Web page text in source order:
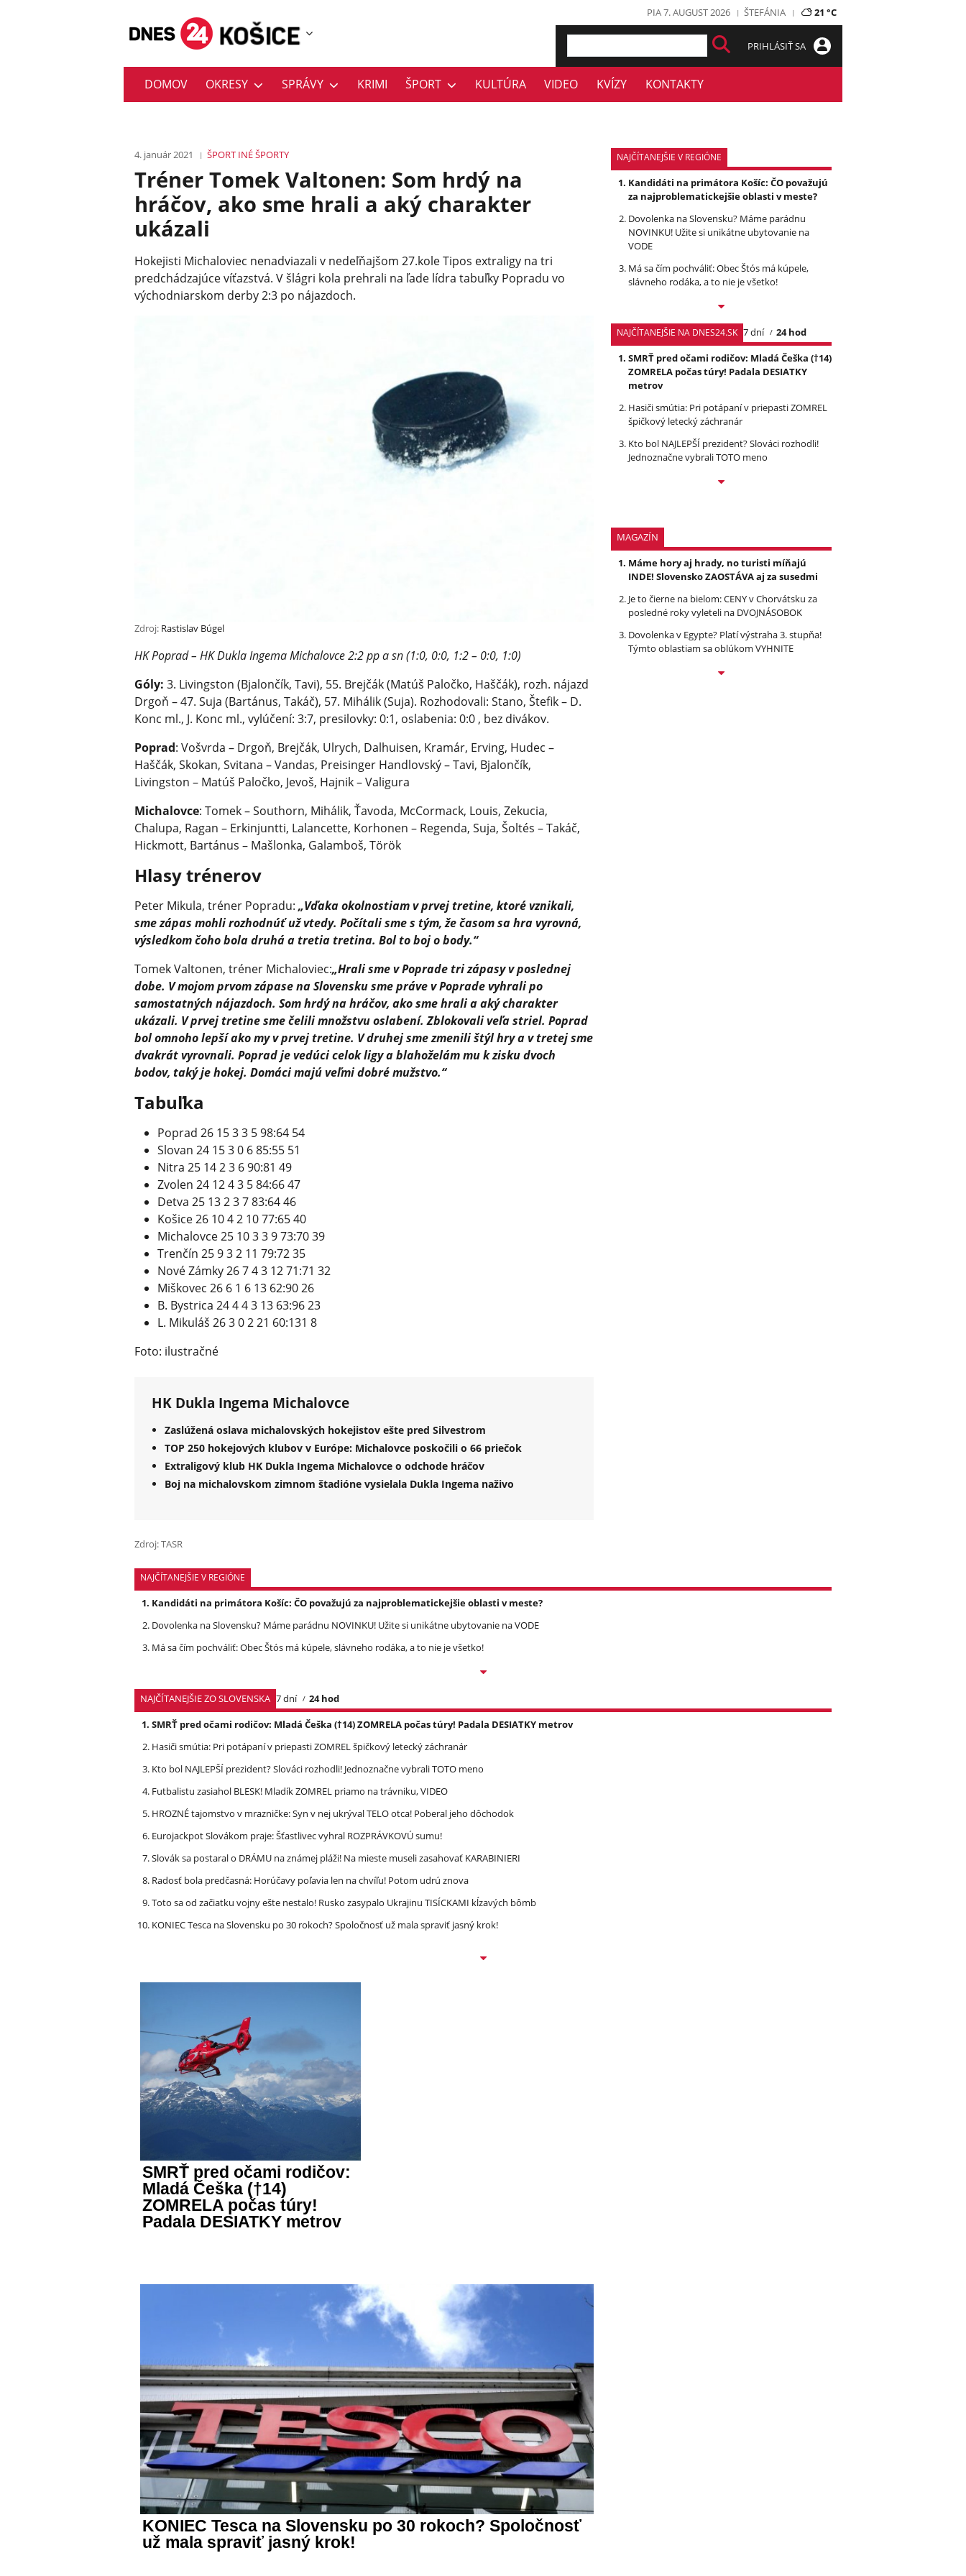
PIA 7. AUGUST 2026 ŠTEFÁNIA 21 °C
PRIHLÁSIŤ SA
DOMOV OKRESY SPRÁVY KRIMI ŠPORT KULTÚRA VIDEO KVÍZY KONTAKTY
4. január 2021 ŠPORT INÉ ŠPORTY
Tréner Tomek Valtonen: Som hrdý na
hráčov, ako sme hrali a aký charakter
ukázali
Hokejisti Michaloviec nenadviazali v nedeľňajšom 27.kole Tipos extraligy na tri
predchádzajúce víťazstvá. V šlágri kola prehrali na ľade lídra tabuľky Popradu vo
východniarskom derby 2:3 po nájazdoch.
Zdroj: Rastislav Búgel
HK Poprad – HK Dukla Ingema Michalovce 2:2 pp a sn (1:0, 0:0, 1:2 – 0:0, 1:0)
Góly: 3. Livingston (Bjalončík, Tavi), 55. Brejčák (Matúš Paločko, Haščák), rozh. nájazd
Drgoň – 47. Suja (Bartánus, Takáč), 57. Mihálik (Suja). Rozhodovali: Stano, Štefik – D.
Konc ml., J. Konc ml., vylúčení: 3:7, presilovky: 0:1, oslabenia: 0:0 , bez divákov.
Poprad: Vošvrda – Drgoň, Brejčák, Ulrych, Dalhuisen, Kramár, Erving, Hudec –
Haščák, Skokan, Svitana – Vandas, Preisinger Handlovský – Tavi, Bjalončík,
Livingston – Matúš Paločko, Jevoš, Hajnik – Valigura
Michalovce: Tomek – Southorn, Mihálik, Ťavoda, McCormack, Louis, Zekucia,
Chalupa, Ragan – Erkinjuntti, Lalancette, Korhonen – Regenda, Suja, Šoltés – Takáč,
Hickmott, Bartánus – Mašlonka, Galamboš, Török
Hlasy trénerov
Peter Mikula, tréner Popradu: „Vďaka okolnostiam v prvej tretine, ktoré vznikali,
sme zápas mohli rozhodnúť už vtedy. Počítali sme s tým, že časom sa hra vyrovná,
výsledkom čoho bola druhá a tretia tretina. Bol to boj o body.“
Tomek Valtonen, tréner Michaloviec:„Hrali sme v Poprade tri zápasy v poslednej
dobe. V mojom prvom zápase na Slovensku sme práve v Poprade vyhrali po
samostatných nájazdoch. Som hrdý na hráčov, ako sme hrali a aký charakter
ukázali. V prvej tretine sme čelili množstvu oslabení. Zblokovali veľa striel. Poprad
bol omnoho lepší ako my v prvej tretine. V druhej sme zmenili štýl hry a v tretej sme
dvakrát vyrovnali. Poprad je vedúci celok ligy a blahoželám mu k zisku dvoch
bodov, taký je hokej. Domáci majú veľmi dobré mužstvo.“
Tabuľka
Poprad 26 15 3 3 5 98:64 54
Slovan 24 15 3 0 6 85:55 51
Nitra 25 14 2 3 6 90:81 49
Zvolen 24 12 4 3 5 84:66 47
Detva 25 13 2 3 7 83:64 46
Košice 26 10 4 2 10 77:65 40
Michalovce 25 10 3 3 9 73:70 39
Trenčín 25 9 3 2 11 79:72 35
Nové Zámky 26 7 4 3 12 71:71 32
Miškovec 26 6 1 6 13 62:90 26
B. Bystrica 24 4 4 3 13 63:96 23
L. Mikuláš 26 3 0 2 21 60:131 8
Foto: ilustračné
HK Dukla Ingema Michalovce
Zaslúžená oslava michalovských hokejistov ešte pred Silvestrom
TOP 250 hokejových klubov v Európe: Michalovce poskočili o 66 priečok
Extraligový klub HK Dukla Ingema Michalovce o odchode hráčov
Boj na michalovskom zimnom štadióne vysielala Dukla Ingema naživo
Zdroj: TASR
NAJČÍTANEJŠIE V REGIÓNE
Kandidáti na primátora Košíc: ČO považujú
za najproblematickejšie oblasti v meste?
Dovolenka na Slovensku? Máme parádnu
NOVINKU! Užite si unikátne ubytovanie na
VODE
Má sa čím pochváliť: Obec Štós má kúpele,
slávneho rodáka, a to nie je všetko!
NAJČÍTANEJŠIE NA DNES24.SK 7 dní
24 hod
SMRŤ pred očami rodičov: Mladá Češka (†14)
ZOMRELA počas túry! Padala DESIATKY
metrov
Hasiči smútia: Pri potápaní v priepasti ZOMREL
špičkový letecký záchranár
Kto bol NAJLEPŠÍ prezident? Slováci rozhodli!
Jednoznačne vybrali TOTO meno
MAGAZÍN
Máme hory aj hrady, no turisti míňajú
INDE! Slovensko ZAOSTÁVA aj za susedmi
Je to čierne na bielom: CENY v Chorvátsku za
posledné roky vyleteli na DVOJNÁSOBOK
Dovolenka v Egypte? Platí výstraha 3. stupňa!
Týmto oblastiam sa oblúkom VYHNITE
NAJČÍTANEJŠIE V REGIÓNE
Kandidáti na primátora Košíc: ČO považujú za najproblematickejšie oblasti v meste?
Dovolenka na Slovensku? Máme parádnu NOVINKU! Užite si unikátne ubytovanie na VODE
Má sa čím pochváliť: Obec Štós má kúpele, slávneho rodáka, a to nie je všetko!
NAJČÍTANEJŠIE ZO SLOVENSKA 7 dní
24 hod
SMRŤ pred očami rodičov: Mladá Češka (†14) ZOMRELA počas túry! Padala DESIATKY metrov
Hasiči smútia: Pri potápaní v priepasti ZOMREL špičkový letecký záchranár
Kto bol NAJLEPŠÍ prezident? Slováci rozhodli! Jednoznačne vybrali TOTO meno
Futbalistu zasiahol BLESK! Mladík ZOMREL priamo na trávniku, VIDEO
HROZNÉ tajomstvo v mrazničke: Syn v nej ukrýval TELO otca! Poberal jeho dôchodok
Eurojackpot Slovákom praje: Šťastlivec vyhral ROZPRÁVKOVÚ sumu!
Slovák sa postaral o DRÁMU na známej pláži! Na mieste museli zasahovať KARABINIERI
Radosť bola predčasná: Horúčavy poľavia len na chvíľu! Potom udrú znova
Toto sa od začiatku vojny ešte nestalo! Rusko zasypalo Ukrajinu TISÍCKAMI kĺzavých bômb
KONIEC Tesca na Slovensku po 30 rokoch? Spoločnosť už mala spraviť jasný krok!
SMRŤ pred očami rodičov:
Mladá Češka (†14)
ZOMRELA počas túry!
Padala DESIATKY metrov
KONIEC Tesca na Slovensku po 30 rokoch? Spoločnosť
už mala spraviť jasný krok!